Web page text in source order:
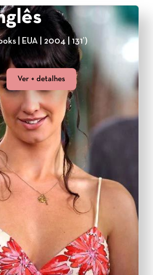
| EUA | 2004 | 131’)
Ver + detalhes